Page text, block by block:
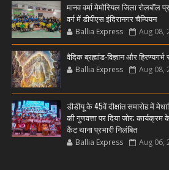
मानव वर्मा मेमोरियल जिला रोलबॉल
वर्ग में डीपीएस इंदिरानगर चैम्पियन
Ballia Express Aug 08,
वैदिक ब्रह्मांड-विज्ञान और
Ballia Express Aug 08,
डीडीयू के 45वें दीक्षांत समारोह में
की गुणवत्ता पर दिया जोर; कार्यक्रम
कैंट थाना प्रभारी निलंबित
Ballia Express Aug 06,